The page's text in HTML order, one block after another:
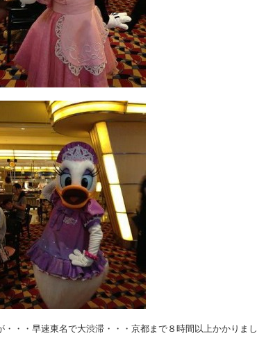
・・早速東名で大渋滞・・・京都まで８時間以上かかりまし